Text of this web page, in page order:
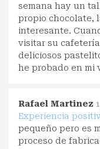
semana hay un
propio chocolate,
interesante.
visitar su
deliciosos
he probado en mi
Rafael Martinez
Experiencia
pequeño pero es
proceso de